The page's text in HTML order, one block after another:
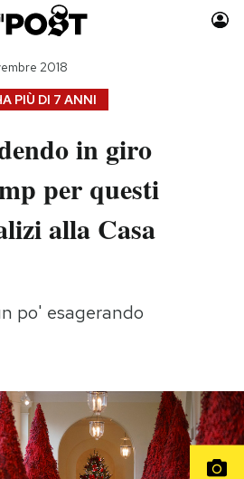
Auto
Moda
Consumismi
Storie/Idee
Europa
PIÙ DI 7 ANNI
2018
in giro
per questi
alla Casa
po' esagerando